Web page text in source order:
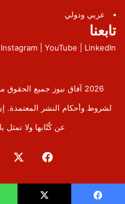
عربي ودولي
تابعنا
| YouTube | LinkedIn
2026 آفاق نيوز جميع
لشروط وأحكام النشر المعتمدة. إن
عن كُتّابها ولا تمثل
فيسبوك